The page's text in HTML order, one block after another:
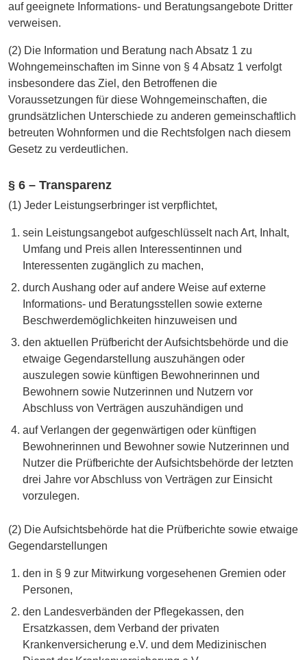
auf geeignete Informations- und Beratungsangebote Dritter
verweisen.
(2) Die Information und Beratung nach Absatz 1 zu
Wohngemeinschaften im Sinne von § 4 Absatz 1 verfolgt
insbesondere das Ziel, den Betroffenen die
Voraussetzungen für diese Wohngemeinschaften, die
grundsätzlichen Unterschiede zu anderen gemeinschaftlich
betreuten Wohnformen und die Rechtsfolgen nach diesem
Gesetz zu verdeutlichen.
§ 6 – Transparenz
(1) Jeder Leistungserbringer ist verpflichtet,
sein Leistungsangebot aufgeschlüsselt nach Art, Inhalt,
Umfang und Preis allen Interessentinnen und
Interessenten zugänglich zu machen,
durch Aushang oder auf andere Weise auf externe
Informations- und Beratungsstellen sowie externe
Beschwerdemöglichkeiten hinzuweisen und
den aktuellen Prüfbericht der Aufsichtsbehörde und die
etwaige Gegendarstellung auszuhängen oder
auszulegen sowie künftigen Bewohnerinnen und
Bewohnern sowie Nutzerinnen und Nutzern vor
Abschluss von Verträgen auszuhändigen und
auf Verlangen der gegenwärtigen oder künftigen
Bewohnerinnen und Bewohner sowie Nutzerinnen und
Nutzer die Prüfberichte der Aufsichtsbehörde der letzten
drei Jahre vor Abschluss von Verträgen zur Einsicht
vorzulegen.
(2) Die Aufsichtsbehörde hat die Prüfberichte sowie etwaige
Gegendarstellungen
den in § 9 zur Mitwirkung vorgesehenen Gremien oder
Personen,
den Landesverbänden der Pflegekassen, den
Ersatzkassen, dem Verband der privaten
Krankenversicherung e.V. und dem Medizinischen